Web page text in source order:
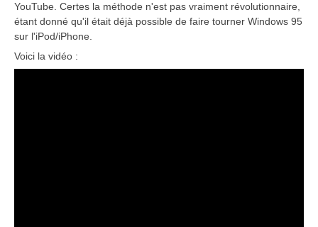
YouTube. Certes la méthode n'est pas vraiment révolutionnaire,
étant donné qu'il était déjà possible de faire tourner Windows 95
sur l'iPod/iPhone.
Voici la vidéo :